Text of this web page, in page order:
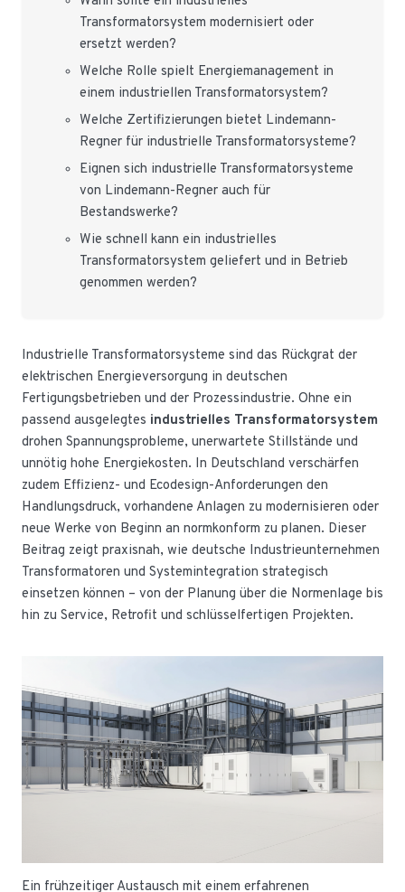
Transformatorsystem modernisiert oder
ersetzt werden?
Welche Rolle spielt Energiemanagement in
einem industriellen Transformatorsystem?
Welche Zertifizierungen bietet Lindemann-
Regner für industrielle Transformatorsysteme?
Eignen sich industrielle Transformatorsysteme
von Lindemann-Regner auch für
Bestandswerke?
Wie schnell kann ein industrielles
Transformatorsystem geliefert und in Betrieb
genommen werden?
Industrielle Transformatorsysteme sind das Rückgrat der
elektrischen Energieversorgung in deutschen
Fertigungsbetrieben und der Prozessindustrie. Ohne ein
passend ausgelegtes industrielles Transformatorsystem
drohen Spannungsprobleme, unerwartete Stillstände und
unnötig hohe Energiekosten. In Deutschland verschärfen
zudem Effizienz- und Ecodesign-Anforderungen den
Handlungsdruck, vorhandene Anlagen zu modernisieren oder
neue Werke von Beginn an normkonform zu planen. Dieser
Beitrag zeigt praxisnah, wie deutsche Industrieunternehmen
Transformatoren und Systemintegration strategisch
einsetzen können – von der Planung über die Normenlage bis
hin zu Service, Retrofit und schlüsselfertigen Projekten.
Ein frühzeitiger Austausch mit einem erfahrenen